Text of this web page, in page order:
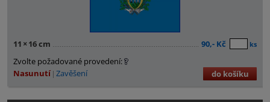
11 × 16 cm 90,- Kč ks
Zvolte požadované provedení:
Nasunutí Zavěšení do košíku